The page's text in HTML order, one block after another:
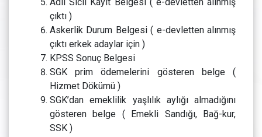
çıktı )
Askerlik Durum Belgesi ( e-devletten alınmış
çıktı erkek adaylar için )
KPSS Sonuç Belgesi
SGK prim ödemelerini gösteren belge (
Hizmet Dökümü )
SGK’dan emeklilik yaşlılık aylığı almadığını
gösteren belge ( Emekli Sandığı, Bağ-kur,
SSK )